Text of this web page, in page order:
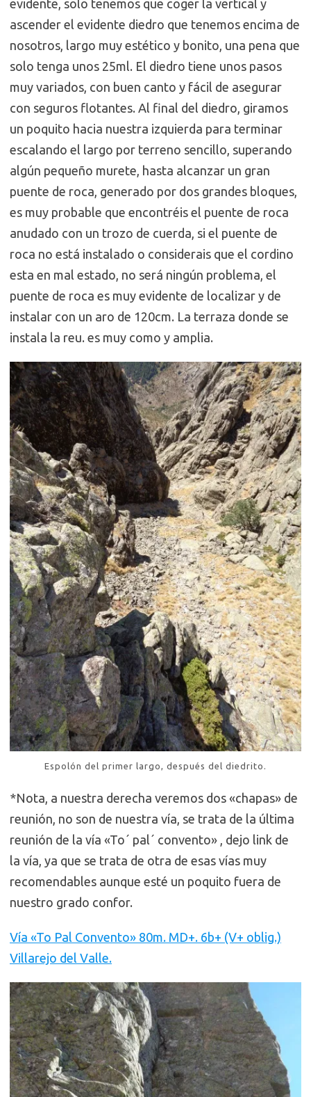
evidente, solo tenemos que coger la vertical y
ascender el evidente diedro que tenemos encima de
nosotros, largo muy estético y bonito, una pena que
solo tenga unos 25ml. El diedro tiene unos pasos
muy variados, con buen canto y fácil de asegurar
con seguros flotantes. Al final del diedro, giramos
un poquito hacia nuestra izquierda para terminar
escalando el largo por terreno sencillo, superando
algún pequeño murete, hasta alcanzar un gran
puente de roca, generado por dos grandes bloques,
es muy probable que encontréis el puente de roca
anudado con un trozo de cuerda, si el puente de
roca no está instalado o considerais que el cordino
esta en mal estado, no será ningún problema, el
puente de roca es muy evidente de localizar y de
instalar con un aro de 120cm. La terraza donde se
instala la reu. es muy como y amplia.
Espolón del primer largo, después del diedrito.
*Nota, a nuestra derecha veremos dos «chapas» de
reunión, no son de nuestra vía, se trata de la última
reunión de la vía «To´ pal´ convento» , dejo link de
la vía, ya que se trata de otra de esas vías muy
recomendables aunque esté un poquito fuera de
nuestro grado confor.
Vía «To Pal Convento» 80m. MD+. 6b+ (V+ oblig.)
Villarejo del Valle.